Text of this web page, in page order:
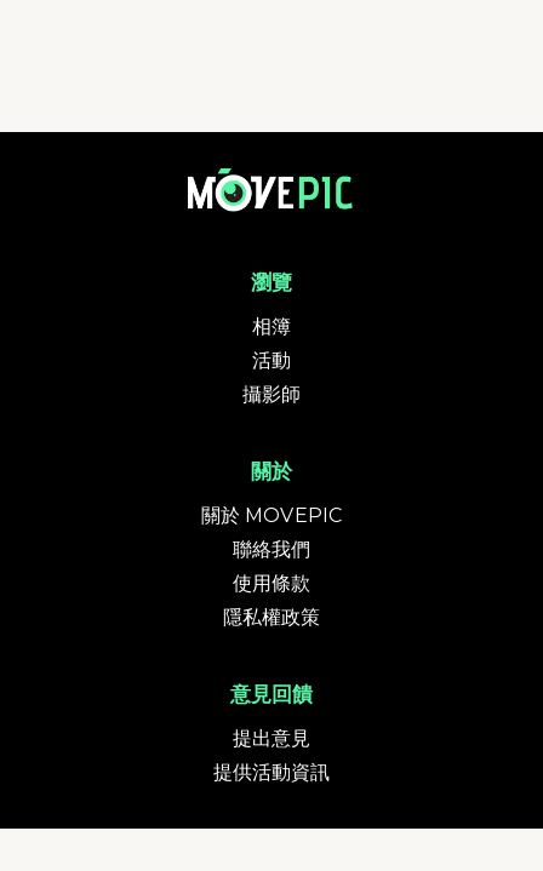
瀏覽
相簿
活動
攝影師
關於
關於 MOVEPIC
聯絡我們
使用條款
隱私權政策
意見回饋
提出意見
提供活動資訊